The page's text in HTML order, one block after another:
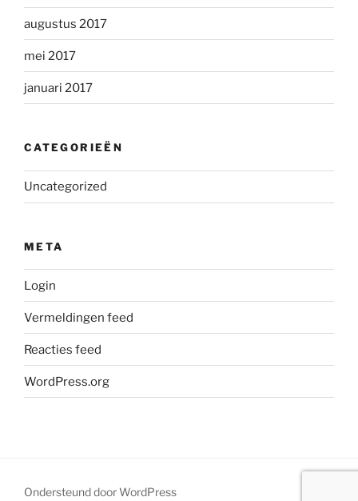
augustus 2017
mei 2017
januari 2017
CATEGORIEËN
Uncategorized
META
Login
Vermeldingen feed
Reacties feed
WordPress.org
Ondersteund door WordPress